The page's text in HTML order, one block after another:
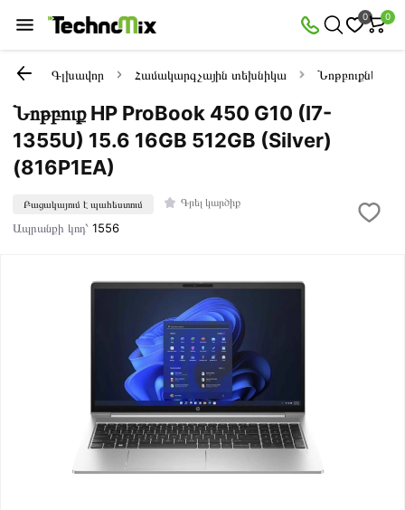
0 0
Գլխավոր Համակարգչային տեխնիկա Նոթբուքներ
Նոթբուք HP ProBook 450 G10 (I7-
1355U) 15.6 16GB 512GB (Silver)
(816P1EA)
Բացակայում է պահեստում Գրել կարծիք
Ապրանքի կոդ՝1556